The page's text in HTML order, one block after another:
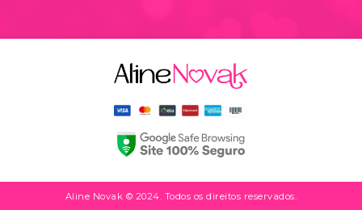
Aline Novak © 2024. Todos os direitos reservados.